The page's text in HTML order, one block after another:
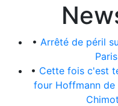
• Arrêté de péril
Paris
• Cette fois c'est
four Hoffmann